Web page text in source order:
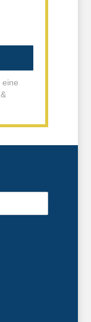
eine